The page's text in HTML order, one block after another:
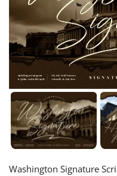
Washington Signature